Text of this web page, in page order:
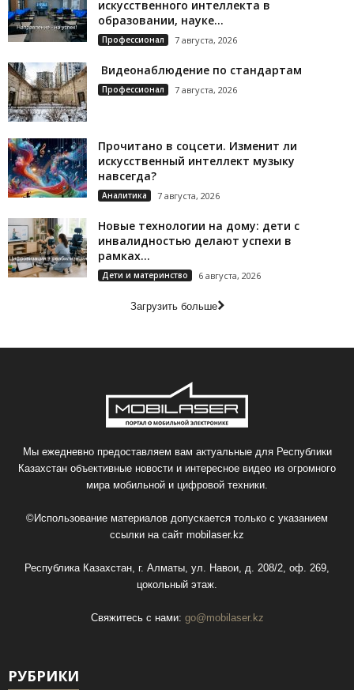
искусственного интеллекта в
образовании, науке...
Профессионал 7 августа, 2026
Видеонаблюдение по стандартам
Профессионал 7 августа, 2026
Прочитано в соцсети. Изменит ли
искусственный интеллект музыку
навсегда?
Аналитика 7 августа, 2026
Новые технологии на дому: дети с
инвалидностью делают успехи в
рамках...
Дети и материнство 6 августа, 2026
Загрузить больше
Мы ежедневно предоставляем вам актуальные для Республики
Казахстан объективные новости и интересное видео из огромного
мира мобильной и цифровой техники.
©Использование материалов допускается только с указанием
ссылки на сайт mobilaser.kz
Республика Казахстан, г. Алматы, ул. Навои, д. 208/2, оф. 269,
цокольный этаж.
Свяжитесь с нами: go@mobilaser.kz
РУБРИКИ